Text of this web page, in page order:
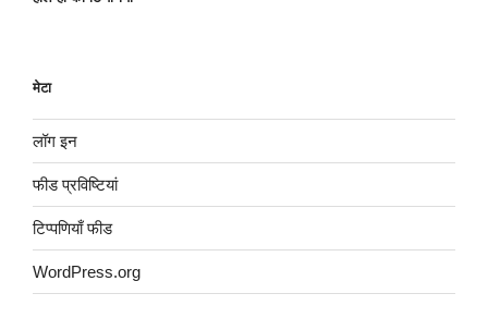
मेटा
लॉग इन
फीड प्रविष्टियां
टिप्पणियाँ फीड
WordPress.org